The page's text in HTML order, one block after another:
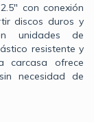
con conexión
discos duros y
unidades de
resistente y
carcasa ofrece
necesidad de